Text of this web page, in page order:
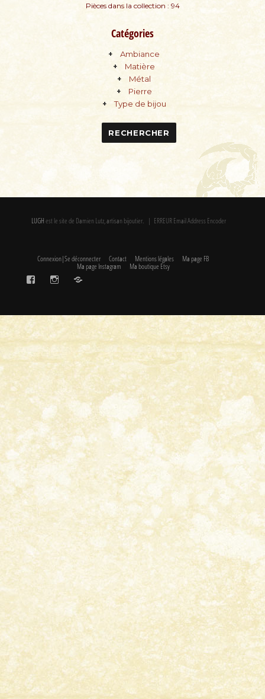
publications
GE
Pièces dans la collection : 94
Catégories
Ambiance
Matière
Métal
Pierre
Type de bijou
LUGHest le site de Damien Lutz, artisan bijoutier. | ERREUR Email Address Encoder
Connexion|Se déconnecter Contact Mentions légales Ma page FB
Ma page Instagram Ma boutique Etsy
FaceBook Instagram Etsy